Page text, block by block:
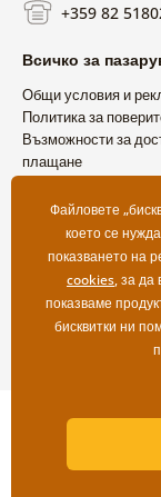
+359 82
Всичко за
Общи условия и
Политика за
Възможности за
плащане
Файловете
което се
показването на
cookies, за да
показваме
бисквитки ни